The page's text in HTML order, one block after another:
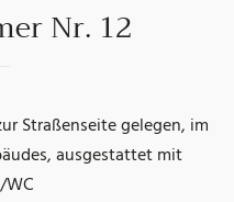
Nr. 12
Straßenseite gelegen, im
ausgestattet mit
WC